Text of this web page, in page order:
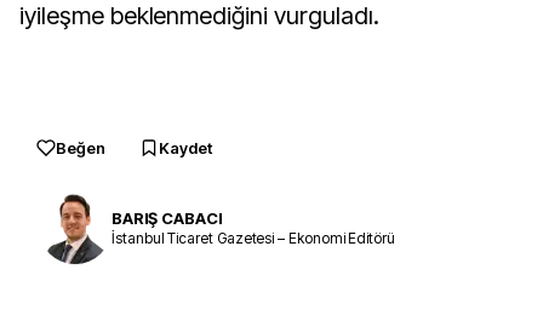
iyileşme beklenmediğini vurguladı.
Beğen Kaydet
BARIŞ CABACI
İstanbul Ticaret Gazetesi – Ekonomi Editörü